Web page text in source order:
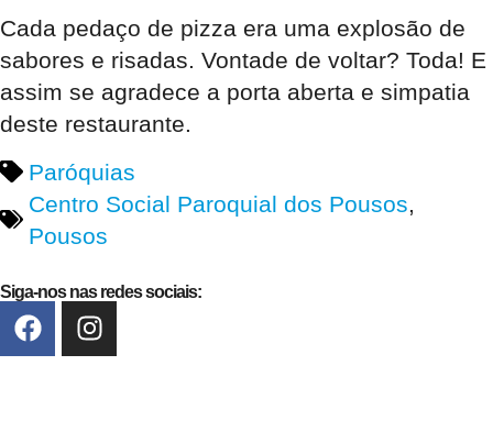
Cada pedaço de pizza era uma explosão de
sabores e risadas. Vontade de voltar? Toda! E
assim se agradece a porta aberta e simpatia
deste restaurante.
Paróquias
Centro Social Paroquial dos Pousos
Pousos
Siga-nos nas redes sociais: